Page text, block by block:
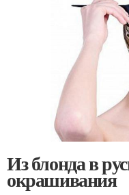
Из блонда в
окрашивания